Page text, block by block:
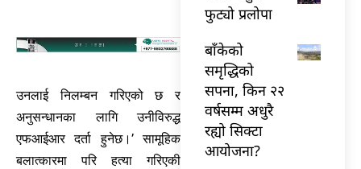
उनलाई निलम्बन गरिएको छ र
अनुसन्धानका लागि उनीविरुद्ध
एफआईआर दर्ता हुनेछ।’ सामूहिक
बलात्कारमा परि हत्या गरिएकी
फुट्यो प्रलोपा
बाँकेको
समृद्धिको
सपना, किन २२
वर्षसम्म अधुरै
रह्यो सिक्टा
आयोजना?